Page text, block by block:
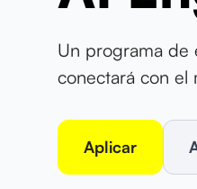
Un programa de
conectará con el
Aplicar